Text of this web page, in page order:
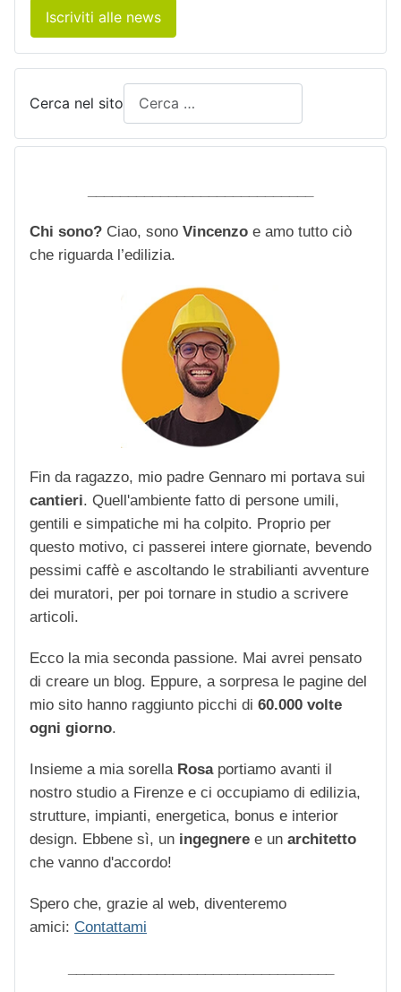
Iscriviti alle news
Cerca nel sito
Chi sono? Ciao, sono Vincenzo e amo tutto ciò
che riguarda l’edilizia.
Fin da ragazzo, mio padre Gennaro mi portava sui
cantieri. Quell'ambiente fatto di persone umili,
gentili e simpatiche mi ha colpito. Proprio per
questo motivo, ci passerei intere giornate, bevendo
pessimi caffè e ascoltando le strabilianti avventure
dei muratori, per poi tornare in studio a scrivere
articoli.
Ecco la mia seconda passione. Mai avrei pensato
di creare un blog. Eppure, a sorpresa le pagine del
mio sito hanno raggiunto picchi di 60.000 volte
ogni giorno.
Insieme a mia sorella Rosaportiamo avanti il
nostro studio a Firenze e ci occupiamo di edilizia,
strutture, impianti, energetica, bonus e interior
design. Ebbene sì, un ingegnere e un architetto
che vanno d'accordo!
Spero che, grazie al web, diventeremo
amici: Contattami